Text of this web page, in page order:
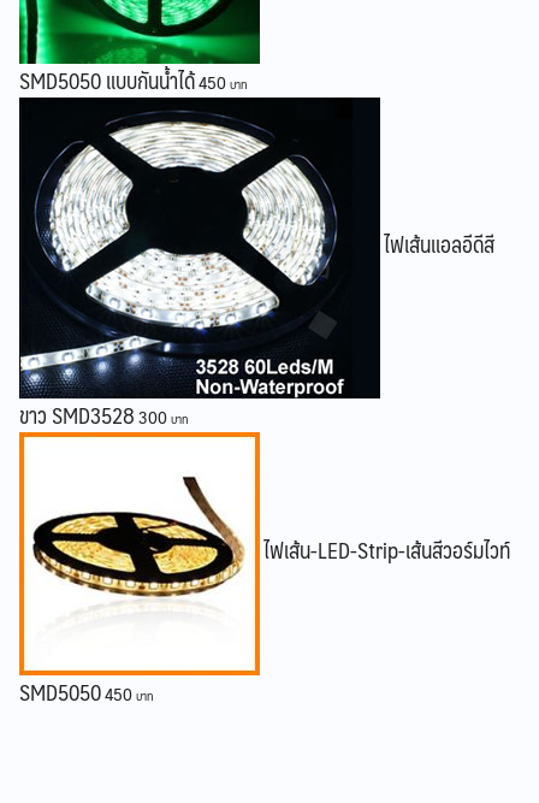
SMD5050 แบบกันน้ำได้450
ไฟเส้นแอลอีดีสี
ขาว SMD3528300
ไฟเส้น-LED-Strip-เส้นสีวอร์มไวท์
SMD5050450